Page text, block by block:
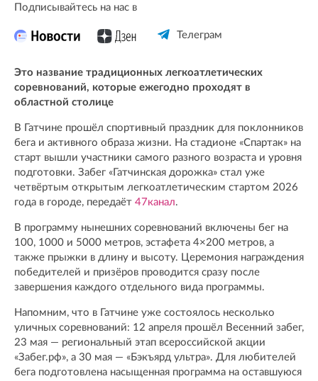
Подписывайтесь на нас в
Телеграм
Это название традиционных легкоатлетических
соревнований, которые ежегодно проходят в
областной столице
В Гатчине прошёл спортивный праздник для поклонников
бега и активного образа жизни. На стадионе «Спартак» на
старт вышли участники самого разного возраста и уровня
подготовки. Забег «Гатчинская дорожка» стал уже
четвёртым открытым легкоатлетическим стартом 2026
года в городе, передаёт 47канал.
В программу нынешних соревнований включены бег на
100, 1000 и 5000 метров, эстафета 4×200 метров, а
также прыжки в длину и высоту. Церемония награждения
победителей и призёров проводится сразу после
завершения каждого отдельного вида программы.
Напомним, что в Гатчине уже состоялось несколько
уличных соревнований: 12 апреля прошёл Весенний забег,
23 мая — региональный этап всероссийской акции
«Забег.рф», а 30 мая — «Бэкъярд ультра». Для любителей
бега подготовлена насыщенная программа на оставшуюся